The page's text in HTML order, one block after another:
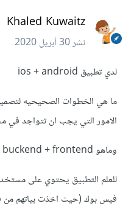
Khaled Kuwaitz
نشر30 أبريل 2020
لدي تطبيق ios + android
ما هي الخطوات الصحيحيه
الامور التي يجب ان تتواجد في
وماهو buckend + frontend الخاص بلوحه التحكم .
للعلم التطبيق يحتوي على
فيس بوك (حيث اخذت بياتهم من